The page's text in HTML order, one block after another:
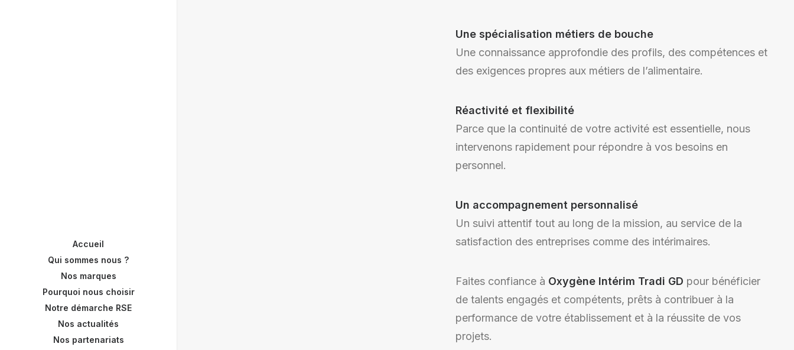
Accueil
Qui sommes nous ?
Nos marques
Pourquoi nous choisir
Notre démarche RSE
Nos actualités
Nos partenariats
Une spécialisation métiers de bouche
Une connaissance approfondie des profils, des compétences et
des exigences propres aux métiers de l’alimentaire.
Réactivité et flexibilité
Parce que la continuité de votre activité est essentielle, nous
intervenons rapidement pour répondre à vos besoins en
personnel.
Un accompagnement personnalisé
Un suivi attentif tout au long de la mission, au service de la
satisfaction des entreprises comme des intérimaires.
Faites confiance à Oxygène Intérim Tradi GD pour bénéficier
de talents engagés et compétents, prêts à contribuer à la
performance de votre établissement et à la réussite de vos
projets.